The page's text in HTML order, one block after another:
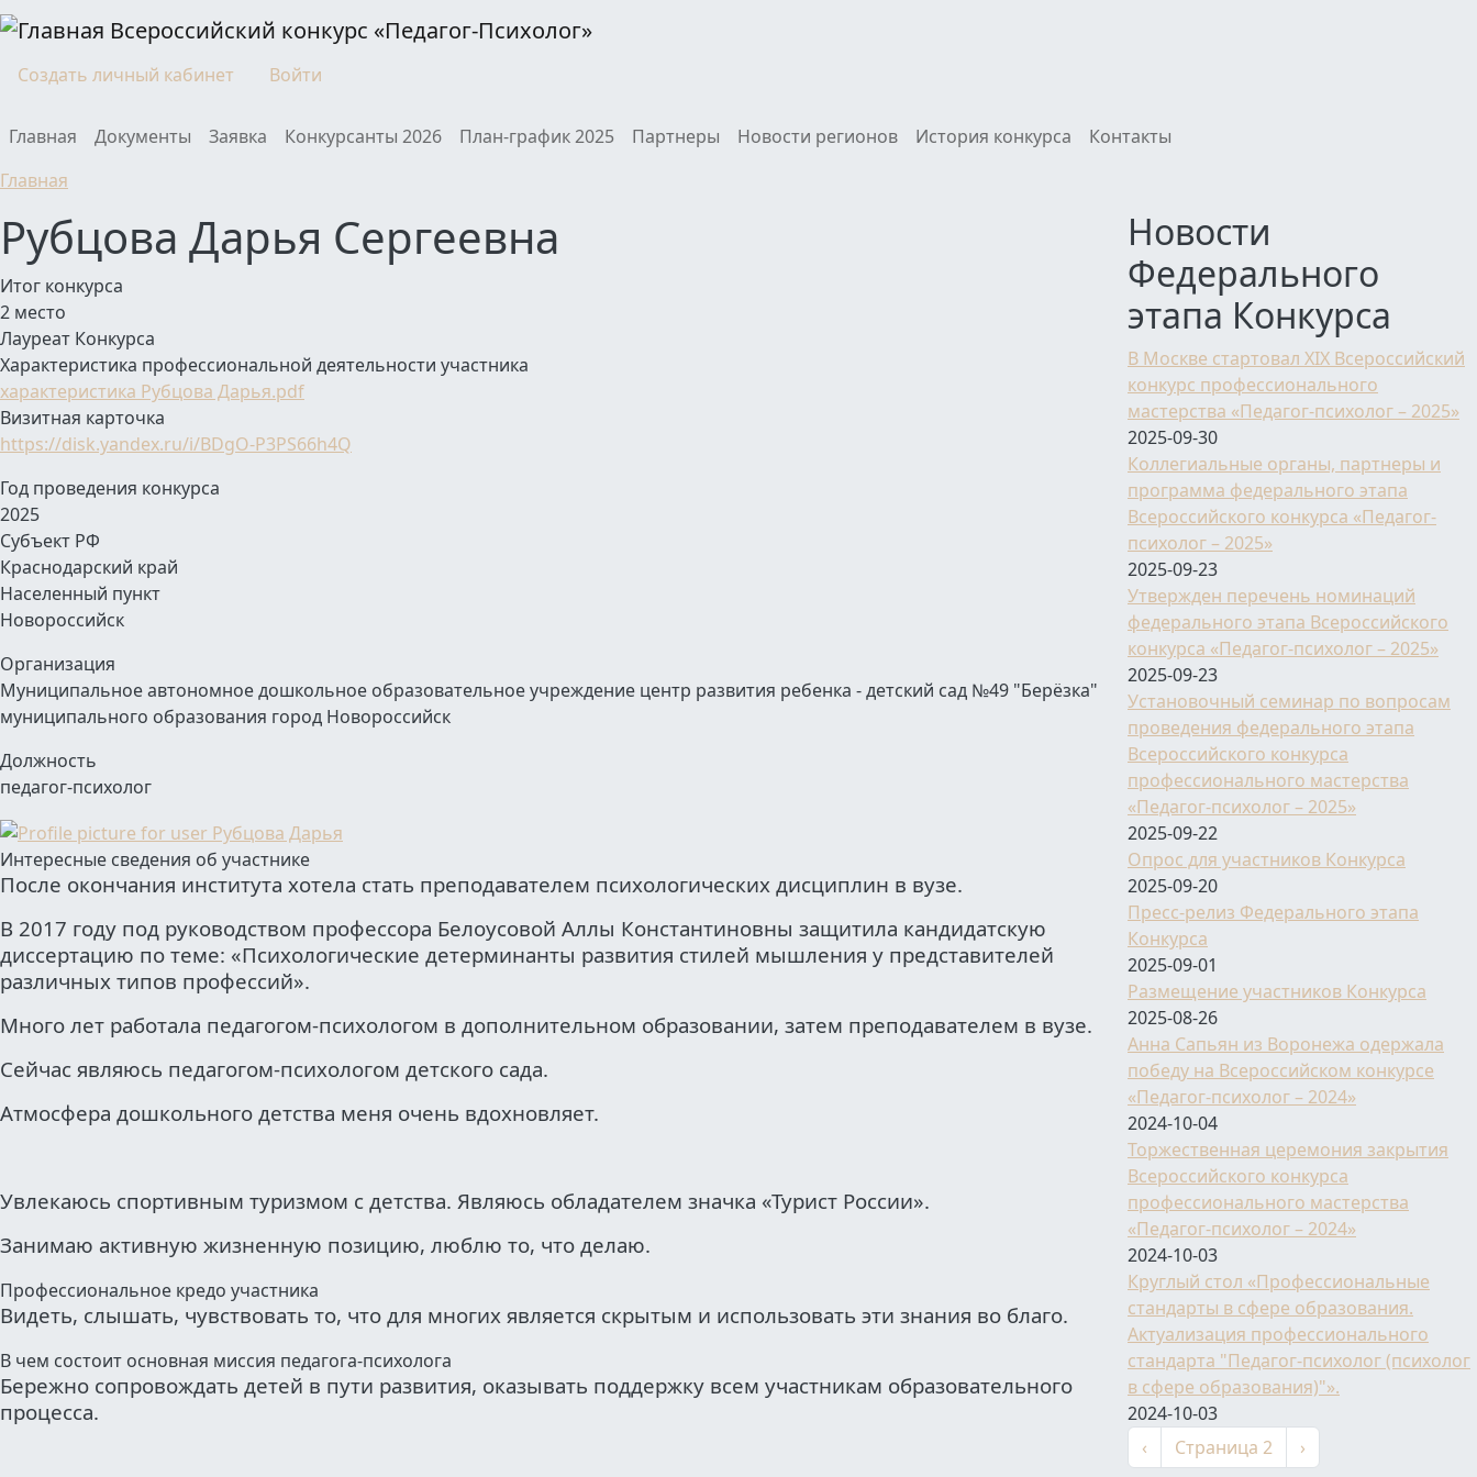
Перейти к основному содержанию
Всероссийский конкурс «Педагог-Психолог»
Моя учетная запись
Создать личный кабинет Войти
Main navigation
Главная Документы Заявка Конкурсанты 2026 План-график 2025 Партнеры Новости регионов История конкурса
Контакты
Главная
Рубцова Дарья Сергеевна
Итог конкурса
2 место
Лауреат Конкурса
Характеристика профессиональной деятельности участника
характеристика Рубцова Дарья.pdf
Визитная карточка
https://disk.yandex.ru/i/BDgO-P3PS66h4Q
Год проведения конкурса
2025
Субъект РФ
Краснодарский край
Населенный пункт
Новороссийск
Организация
Муниципальное автономное дошкольное образовательное учреждение центр развития ребенка - детский сад №49 "Берёзка"
муниципального образования город Новороссийск
Должность
педагог-психолог
Интересные сведения об участнике
После окончания института хотела стать преподавателем психологических дисциплин в вузе.
В 2017 году под руководством профессора Белоусовой Аллы Константиновны защитила кандидатскую
диссертацию по теме: «Психологические детерминанты развития стилей мышления у представителей
различных типов профессий».
Много лет работала педагогом-психологом в дополнительном образовании, затем преподавателем в вузе.
Сейчас являюсь педагогом-психологом детского сада.
Атмосфера дошкольного детства меня очень вдохновляет.
Увлекаюсь спортивным туризмом с детства. Являюсь обладателем значка «Турист России».
Занимаю активную жизненную позицию, люблю то, что делаю.
Профессиональное кредо участника
Видеть, слышать, чувствовать то, что для многих является скрытым и использовать эти знания во благо.
В чем состоит основная миссия педагога-психолога
Бережно сопровождать детей в пути развития, оказывать поддержку всем участникам образовательного
процесса.
Новости
Федерального
этапа Конкурса
В Москве стартовал XIX Всероссийский
конкурс профессионального
мастерства «Педагог-психолог – 2025»
2025-09-30
Коллегиальные органы, партнеры и
программа федерального этапа
Всероссийского конкурса «Педагог-
психолог – 2025»
2025-09-23
Утвержден перечень номинаций
федерального этапа Всероссийского
конкурса «Педагог-психолог – 2025»
2025-09-23
Установочный семинар по вопросам
проведения федерального этапа
Всероссийского конкурса
профессионального мастерства
«Педагог-психолог – 2025»
2025-09-22
Опрос для участников Конкурса
2025-09-20
Пресс-релиз Федерального этапа
Конкурса
2025-09-01
Размещение участников Конкурса
2025-08-26
Анна Сапьян из Воронежа одержала
победу на Всероссийском конкурсе
«Педагог-психолог – 2024»
2024-10-04
Торжественная церемония закрытия
Всероссийского конкурса
профессионального мастерства
«Педагог-психолог – 2024»
2024-10-03
Круглый стол «Профессиональные
стандарты в сфере образования.
Актуализация профессионального
стандарта "Педагог-психолог (психолог
в сфере образования)"».
2024-10-03
Нумерация страниц
←‹ Страница 2 Следующая
›